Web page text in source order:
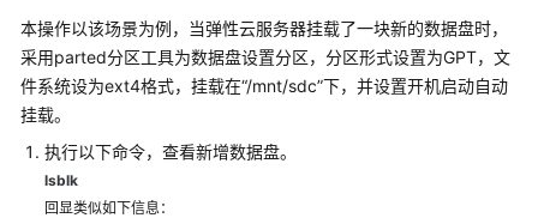
视
频
帮
助
产
本操作以该场景为例，当弹性云服务器挂载了一块新的数据盘时，
采用parted分区工具为数据盘设置分区，分区形式设置为GPT，文
件系统设为ext4格式，挂载在“/mnt/sdc”下，并设置开机启动自动
挂载。
执行以下命令，查看新增数据盘。
lsblk
回显类似如下信息：